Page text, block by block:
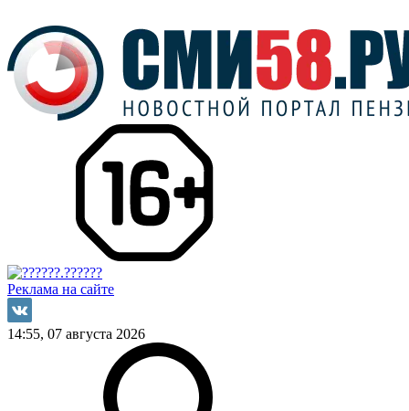
Реклама на сайте
14:55, 07 августа 2026